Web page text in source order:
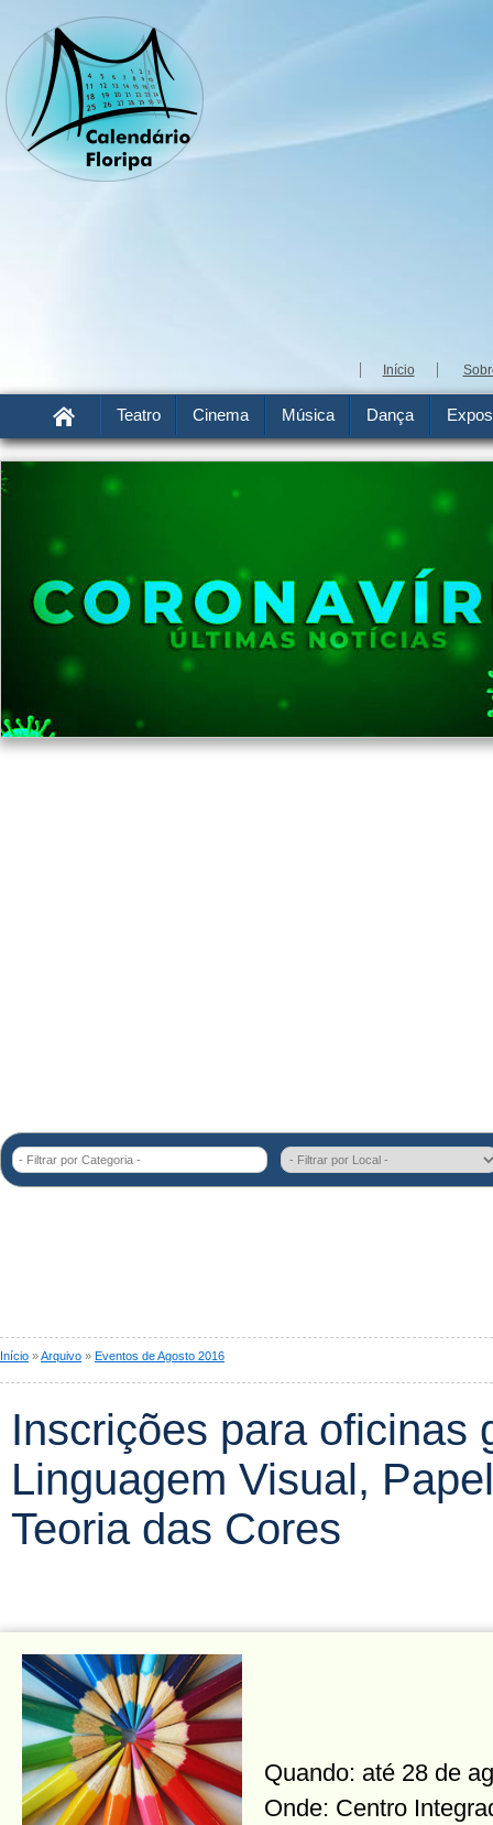
Início
Teatro Cinema Música Dança
- Filtrar por Categoria -
Início »Arquivo » Eventos de Agosto 2016
Inscrições para oficinas
Linguagem Visual,
Teoria das Cores
Quando: até 28 de
Onde: Centro